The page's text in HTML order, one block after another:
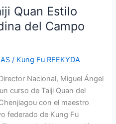
Quan Estilo
del Campo
/ Kung Fu RFEKYDA
Nacional, Miguel Ángel
curso de Taiji Quan del
con el maestro
federado de Kung Fu